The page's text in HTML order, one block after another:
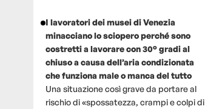
I lavoratori dei musei di Venezia
minacciano lo sciopero perché sono
costretti a lavorare con 30° gradi al
chiuso a causa dell’aria condizionata
che funziona male o manca del tutto
Una situazione così grave da portare al
rischio di «spossatezza, crampi e colpi di